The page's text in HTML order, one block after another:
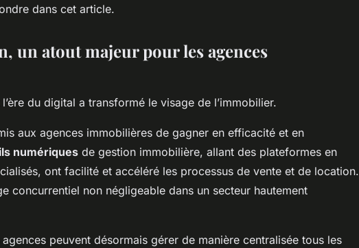
dans cet article.
un atout majeur pour les agences
du digital a transformé le visage de l’immobilier.
aux agences immobilières de gagner en efficacité et en
numériques de gestion immobilière, allant des plateformes en
ont facilité et accéléré les processus de vente et de location.
concurrentiel non négligeable dans un secteur hautement
peuvent désormais gérer de manière centralisée tous les